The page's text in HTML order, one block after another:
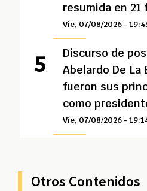
resumida en 21
Vie, 07/08/2026 -
Discurso de
Abelardo De La
fueron sus
como
Vie, 07/08/2026 -
Otros Contenidos